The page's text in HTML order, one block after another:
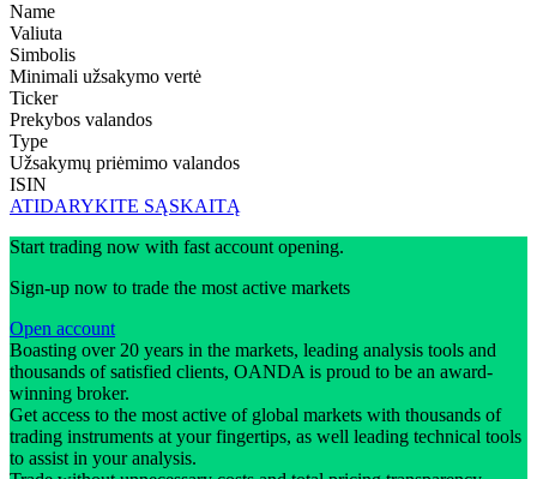
Name
Valiuta
Simbolis
Minimali užsakymo vertė
Ticker
Prekybos valandos
Type
Užsakymų priėmimo valandos
ISIN
ATIDARYKITE SĄSKAITĄ
Start trading now with fast account opening.
Sign-up now to trade the most active markets
Open account
Boasting over 20 years in the markets, leading analysis tools and
thousands of satisfied clients, OANDA is proud to be an award-
winning broker.
Get access to the most active of global markets with thousands of
trading instruments at your fingertips, as well leading technical tools
to assist in your analysis.